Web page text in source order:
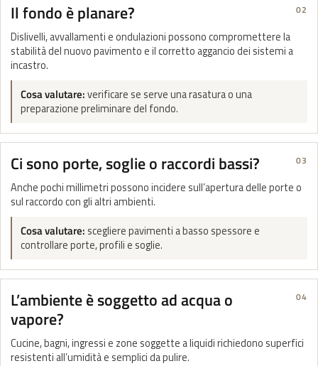
02
Il fondo è planare?
Dislivelli, avvallamenti e ondulazioni possono compromettere la
stabilità del nuovo pavimento e il corretto aggancio dei sistemi a
incastro.
Cosa valutare:verificare se serve una rasatura o una
preparazione preliminare del fondo.
03
Ci sono porte, soglie o raccordi bassi?
Anche pochi millimetri possono incidere sull’apertura delle porte o
sul raccordo con gli altri ambienti.
Cosa valutare: scegliere pavimenti a basso spessore e
controllare porte, profili e soglie.
04
L’ambiente è soggetto ad acqua o
vapore?
Cucine, bagni, ingressi e zone soggette a liquidi richiedono superfici
resistenti all’umidità e semplici da pulire.